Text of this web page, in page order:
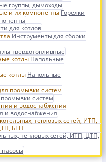
группы, дымоходы
Горелки
для котлов
Инструменты для сборки
твердотопливные
Напольные
Напольные
систем
и водоснабжения
тепловых сетей, ИТП, ЦТП,
насосы